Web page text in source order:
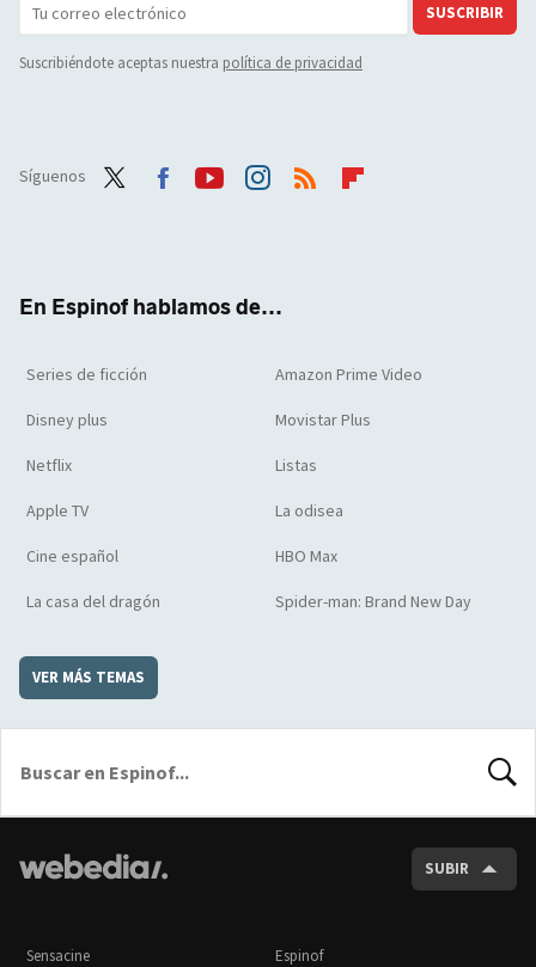
SUSCRIBIR
Suscribiéndote aceptas nuestra política de privacidad
Síguenos
En Espinof hablamos de...
Series de ficción Amazon Prime Video
Disney plus Movistar Plus
Netflix Listas
Apple TV La odisea
Cine español HBO Max
La casa del dragón Spider-man: Brand New Day
VER MÁS TEMAS
SUBIR
Sensacine Espinof